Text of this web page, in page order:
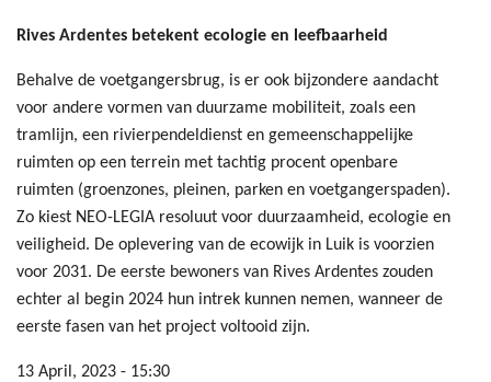
Rives Ardentes betekent ecologie en leefbaarheid
Behalve de voetgangersbrug, is er ook bijzondere aandacht
voor andere vormen van duurzame mobiliteit, zoals een
tramlijn, een rivierpendeldienst en gemeenschappelijke
ruimten op een terrein met tachtig procent openbare
ruimten (groenzones, pleinen, parken en voetgangerspaden).
Zo kiest NEO-LEGIA resoluut voor duurzaamheid, ecologie en
veiligheid. De oplevering van de ecowijk in Luik is voorzien
voor 2031. De eerste bewoners van Rives Ardentes zouden
echter al begin 2024 hun intrek kunnen nemen, wanneer de
eerste fasen van het project voltooid zijn.
13 April, 2023 - 15:30